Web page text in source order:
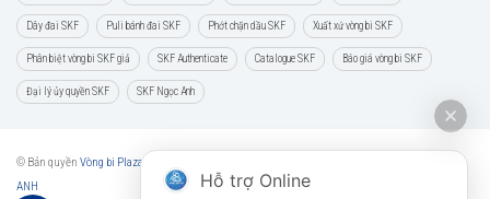
Dây đai SKF Puli bánh đai SKF Phớt chặn dầu SKF Xuất xứ vòng bi SKF
Phân biệt vòng bi SKF giả SKF Authenticate Catalogue SKF Báo giá vòng bi SKF
Đại lý ủy quyền SKF SKF Ngọc Anh
© Bản quyền Vòng bi Plazaquản lý và vận hành bởi
ANH
Hỗ trợ Online